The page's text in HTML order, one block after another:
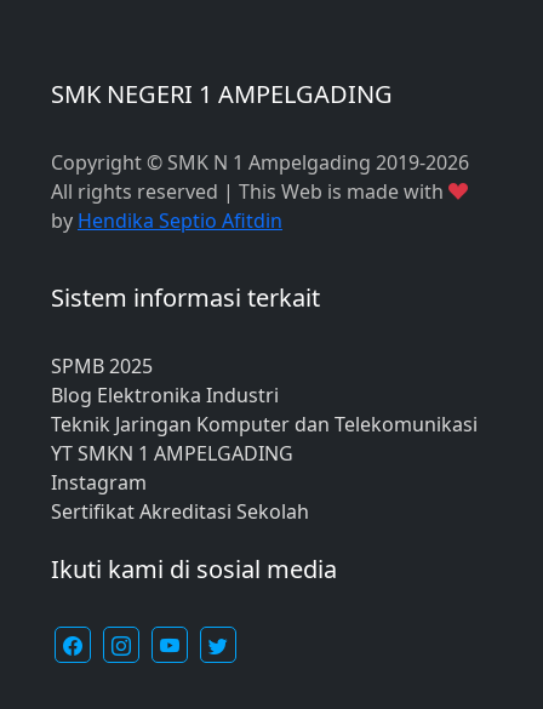
SMK NEGERI 1 AMPELGADING
Copyright © SMK N 1 Ampelgading 2019-2026
All rights reserved | This Web is made with
by Hendika Septio Afitdin
Sistem informasi terkait
SPMB 2025
Blog Elektronika Industri
Teknik Jaringan Komputer dan Telekomunikasi
YT SMKN 1 AMPELGADING
Instagram
Sertifikat Akreditasi Sekolah
Ikuti kami di sosial media